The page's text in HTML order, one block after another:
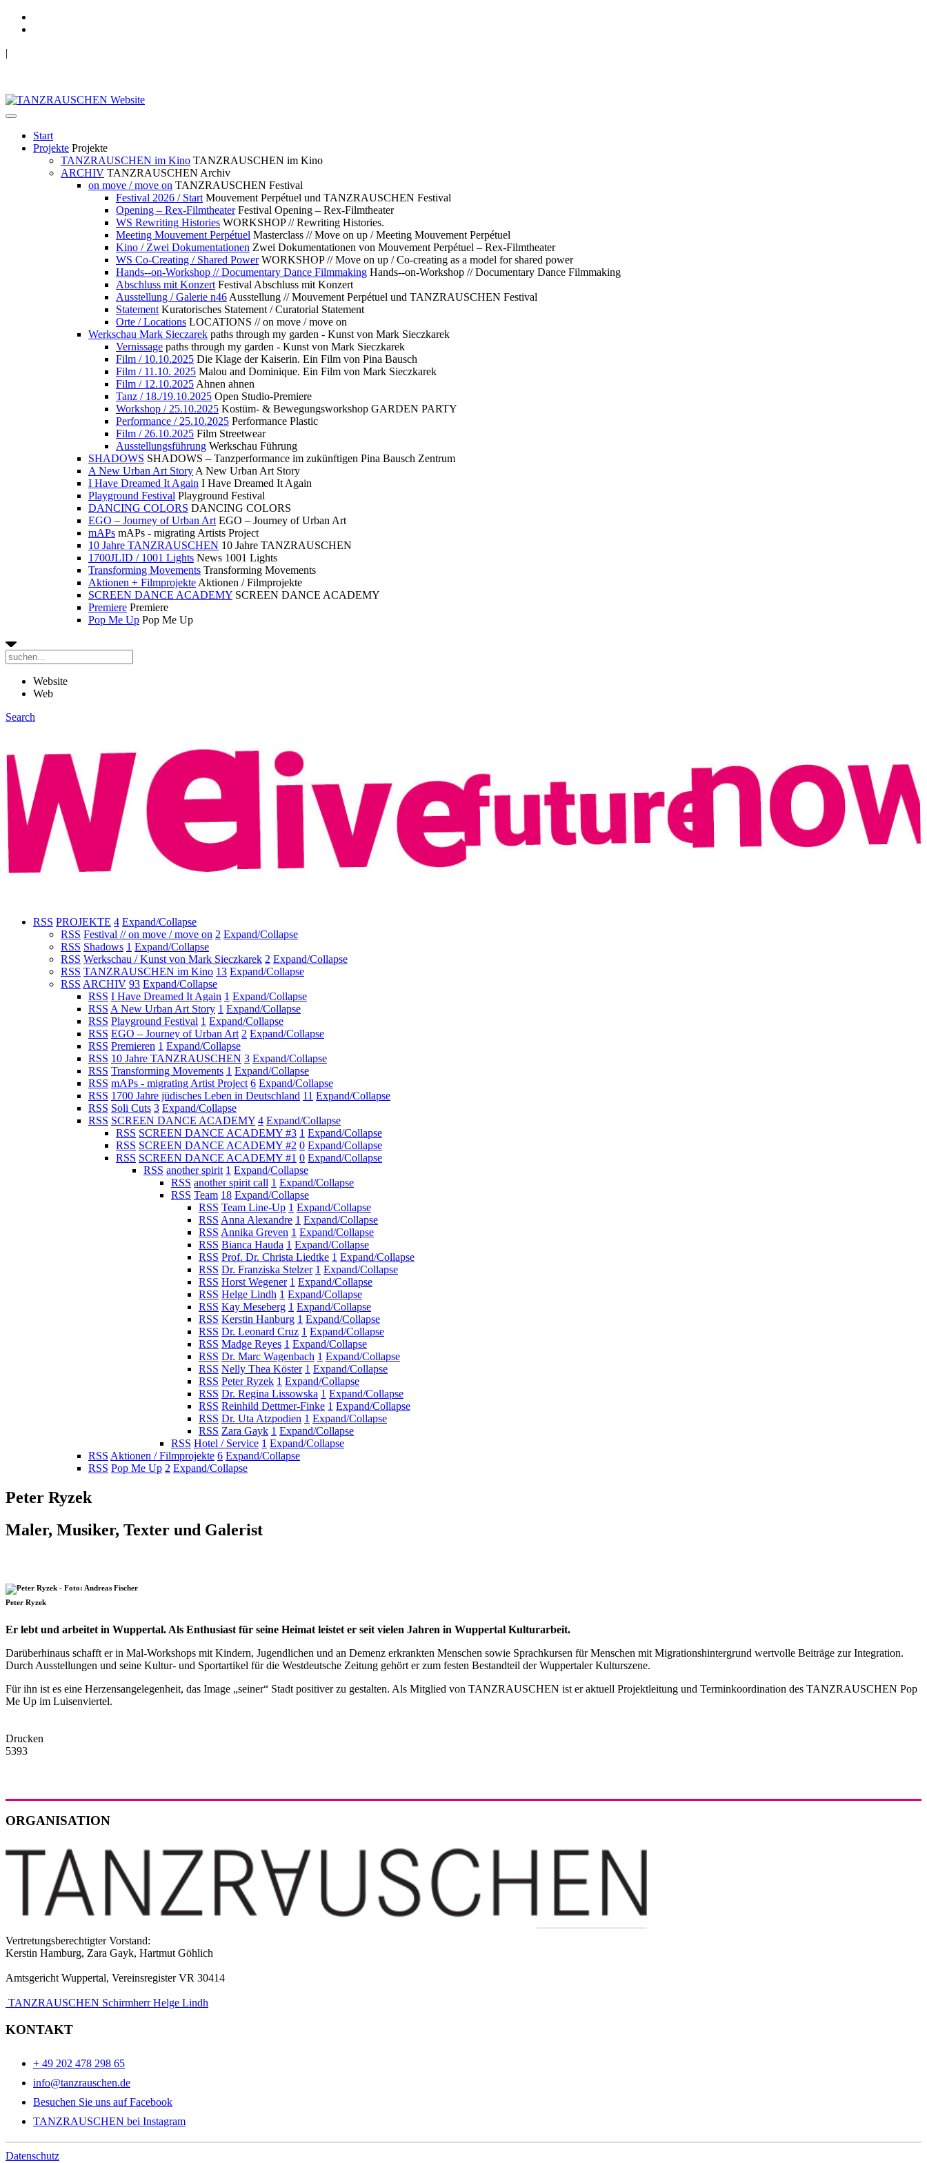
|
Start
Projekte Projekte
TANZRAUSCHEN im Kino TANZRAUSCHEN im Kino
ARCHIV TANZRAUSCHEN Archiv
on move / move on TANZRAUSCHEN Festival
Festival 2026 / Start Mouvement Perpétuel und TANZRAUSCHEN Festival
Opening – Rex-Filmtheater Festival Opening – Rex-Filmtheater
WS Rewriting Histories WORKSHOP // Rewriting Histories.
Meeting Mouvement Perpétuel Masterclass // Move on up / Meeting Mouvement Perpétuel
Kino / Zwei Dokumentationen Zwei Dokumentationen von Mouvement Perpétuel – Rex-Filmtheater
WS Co-Creating / Shared Power WORKSHOP // Move on up / Co-creating as a model for shared power
Hands--on-Workshop // Documentary Dance Filmmaking Hands--on-Workshop // Documentary Dance Filmmaking
Abschluss mit Konzert Festival Abschluss mit Konzert
Ausstellung / Galerie n46 Ausstellung // Mouvement Perpétuel und TANZRAUSCHEN Festival
Statement Kuratorisches Statement / Curatorial Statement
Orte / Locations LOCATIONS // on move / move on
Werkschau Mark Sieczarek paths through my garden - Kunst von Mark Sieczkarek
Vernissage paths through my garden - Kunst von Mark Sieczkarek
Film / 10.10.2025 Die Klage der Kaiserin. Ein Film von Pina Bausch
Film / 11.10. 2025 Malou and Dominique. Ein Film von Mark Sieczkarek
Film / 12.10.2025 Ahnen ahnen
Tanz / 18./19.10.2025 Open Studio-Premiere
Workshop / 25.10.2025 Kostüm- & Bewegungsworkshop GARDEN PARTY
Performance / 25.10.2025 Performance Plastic
Film / 26.10.2025 Film Streetwear
Ausstellungsführung Werkschau Führung
SHADOWS SHADOWS – Tanzperformance im zukünftigen Pina Bausch Zentrum
A New Urban Art Story A New Urban Art Story
I Have Dreamed It Again I Have Dreamed It Again
Playground Festival Playground Festival
DANCING COLORS DANCING COLORS
EGO – Journey of Urban Art EGO – Journey of Urban Art
mAPs mAPs - migrating Artists Project
10 Jahre TANZRAUSCHEN 10 Jahre TANZRAUSCHEN
1700JLID / 1001 Lights News 1001 Lights
Transforming Movements Transforming Movements
Aktionen + Filmprojekte Aktionen / Filmprojekte
SCREEN DANCE ACADEMY SCREEN DANCE ACADEMY
Premiere Premiere
Pop Me Up Pop Me Up
Website
Web
Search
RSS PROJEKTE 4 Expand/Collapse
RSS Festival // on move / move on 2 Expand/Collapse
RSS Shadows 1 Expand/Collapse
RSS Werkschau / Kunst von Mark Sieczkarek 2 Expand/Collapse
RSS TANZRAUSCHEN im Kino 13 Expand/Collapse
RSS ARCHIV 93 Expand/Collapse
RSS I Have Dreamed It Again 1 Expand/Collapse
RSS A New Urban Art Story 1 Expand/Collapse
RSS Playground Festival 1 Expand/Collapse
RSS EGO – Journey of Urban Art 2 Expand/Collapse
RSS Premieren 1 Expand/Collapse
RSS 10 Jahre TANZRAUSCHEN 3 Expand/Collapse
RSS Transforming Movements 1 Expand/Collapse
RSS mAPs - migrating Artist Project 6 Expand/Collapse
RSS 1700 Jahre jüdisches Leben in Deutschland 11 Expand/Collapse
RSS Soli Cuts 3 Expand/Collapse
RSS SCREEN DANCE ACADEMY 4 Expand/Collapse
RSS SCREEN DANCE ACADEMY #3 1 Expand/Collapse
RSS SCREEN DANCE ACADEMY #2 0 Expand/Collapse
RSS SCREEN DANCE ACADEMY #1 0 Expand/Collapse
RSS another spirit 1 Expand/Collapse
RSS another spirit call 1 Expand/Collapse
RSS Team 18 Expand/Collapse
RSS Team Line-Up 1 Expand/Collapse
RSS Anna Alexandre 1 Expand/Collapse
RSS Annika Greven 1 Expand/Collapse
RSS Bianca Hauda 1 Expand/Collapse
RSS Prof. Dr. Christa Liedtke 1 Expand/Collapse
RSS Dr. Franziska Stelzer 1 Expand/Collapse
RSS Horst Wegener 1 Expand/Collapse
RSS Helge Lindh 1 Expand/Collapse
RSS Kay Meseberg 1 Expand/Collapse
RSS Kerstin Hanburg 1 Expand/Collapse
RSS Dr. Leonard Cruz 1 Expand/Collapse
RSS Madge Reyes 1 Expand/Collapse
RSS Dr. Marc Wagenbach 1 Expand/Collapse
RSS Nelly Thea Köster 1 Expand/Collapse
RSS Peter Ryzek 1 Expand/Collapse
RSS Dr. Regina Lissowska 1 Expand/Collapse
RSS Reinhild Dettmer-Finke 1 Expand/Collapse
RSS Dr. Uta Atzpodien 1 Expand/Collapse
RSS Zara Gayk 1 Expand/Collapse
RSS Hotel / Service 1 Expand/Collapse
RSS Aktionen / Filmprojekte 6 Expand/Collapse
RSS Pop Me Up 2 Expand/Collapse
Peter Ryzek
Maler, Musiker, Texter und Galerist
Peter Ryzek
Er lebt und arbeitet in Wuppertal. Als Enthusiast für seine Heimat leistet er seit vielen Jahren in Wuppertal Kulturarbeit.
Darüberhinaus schafft er in Mal-Workshops mit Kindern, Jugendlichen und an Demenz erkrankten Menschen sowie Sprachkursen für Menschen mit Migrationshintergrund wertvolle Beiträge zur Integration.
Durch Ausstellungen und seine Kultur- und Sportartikel für die Westdeutsche Zeitung gehört er zum festen Bestandteil der Wuppertaler Kulturszene.
Für ihn ist es eine Herzensangelegenheit, das Image „seiner“ Stadt positiver zu gestalten. Als Mitglied von TANZRAUSCHEN ist er aktuell Projektleitung und Terminkoordination des TANZRAUSCHEN Pop
Me Up im Luisenviertel.
Drucken
5393
ORGANISATION
Vertretungsberechtigter Vorstand:
Kerstin Hamburg, Zara Gayk, Hartmut Göhlich
Amtsgericht Wuppertal, Vereinsregister VR 30414
TANZRAUSCHEN Schirmherr Helge Lindh
KONTAKT
+ 49 202 478 298 65
info@tanzrauschen.de
Besuchen Sie uns auf Facebook
TANZRAUSCHEN bei Instagram
Datenschutz